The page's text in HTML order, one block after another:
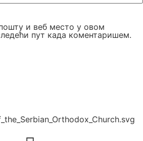
и веб место у овом
пут када коментаришем.